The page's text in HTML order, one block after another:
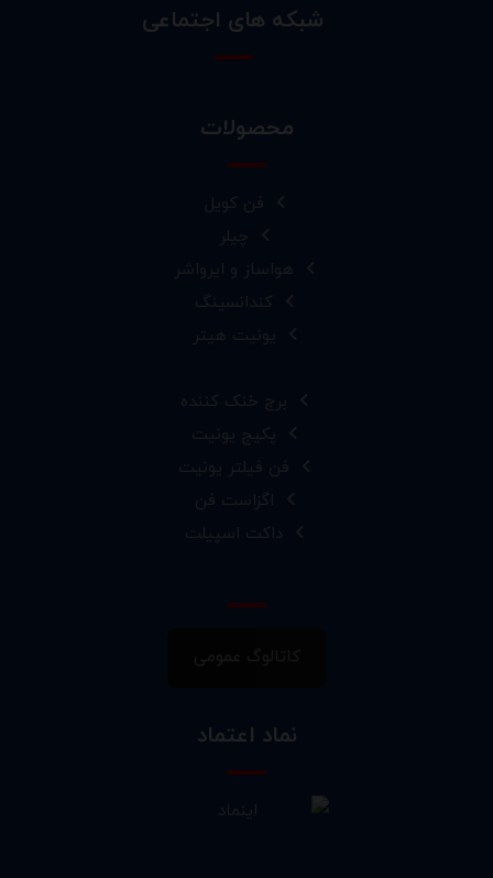
شبکه های اجتماعی
محصولات
فن کویل
چیلر
هواساز و ایرواشر
کندانسینگ
یونیت هیتر
برج خنک کننده
پکیج یونیت
فن فیلتر یونیت
اگزاست فن
داکت اسپیلت
کاتالوگ عمومی
نماد اعتماد